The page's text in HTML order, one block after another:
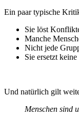
Ein paar typische
Sie löst
Manche
Nicht jede
Sie ersetzt
Und natürlich gilt
Menschen sind